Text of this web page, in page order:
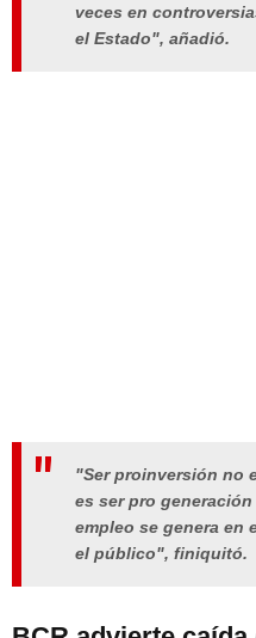
veces en
el Estado", añadió.
"Ser proinversión no
es ser pro generación
empleo se genera en
el público", finiquitó.